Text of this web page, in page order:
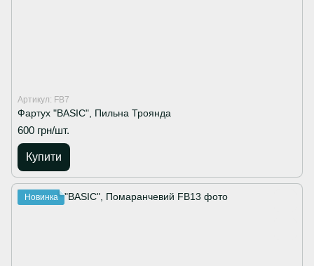
Артикул: FB7
Фартух "BASIC", Пильна Троянда
600 грн/шт.
Купити
Новинка